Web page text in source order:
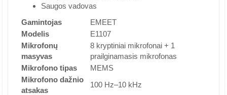
Saugos vadovas
Gamintojas
EMEET
Modelis
E1107
Mikrofonų
masyvas
8 kryptiniai mikrofonai + 1
prailginamasis mikrofonas
Mikrofono tipas
MEMS
Mikrofono dažnio
atsakas
100 Hz–10 kHz